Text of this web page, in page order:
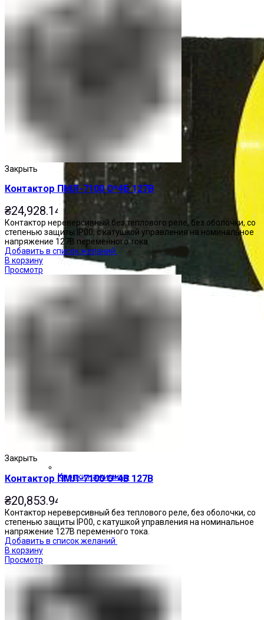
Кнопки нажимные
Закрыть
Контактор ПМЛ-7100 О*4Б 127В
₴24,928.14
Контактор нереверсивный без теплового реле, без оболочки, со
степенью защиты IP00, с катушкой управления на номинальное
напряжение 127В переменного тока.
Добавить в список желаний
В корзину
Просмотр
Закрыть
Контактор ПМЛ-7100 О*4В 127В
₴20,853.94
Контактор нереверсивный без теплового реле, без оболочки, со
степенью защиты IP00, с катушкой управления на номинальное
напряжение 127В переменного тока.
Добавить в список желаний
В корзину
Просмотр